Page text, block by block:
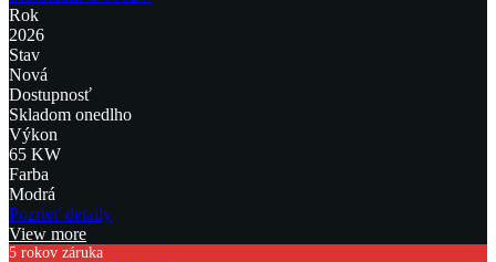
Rok
2026
Stav
Nová
Dostupnosť
Skladom onedlho
Výkon
65 KW
Farba
Modrá
Pozrieť detaily
View more
5 rokov záruka